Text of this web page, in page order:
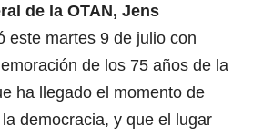
de la OTAN, Jens
este martes 9 de julio con
de los 75 años de la
ha llegado el momento de
democracia, y que el lugar